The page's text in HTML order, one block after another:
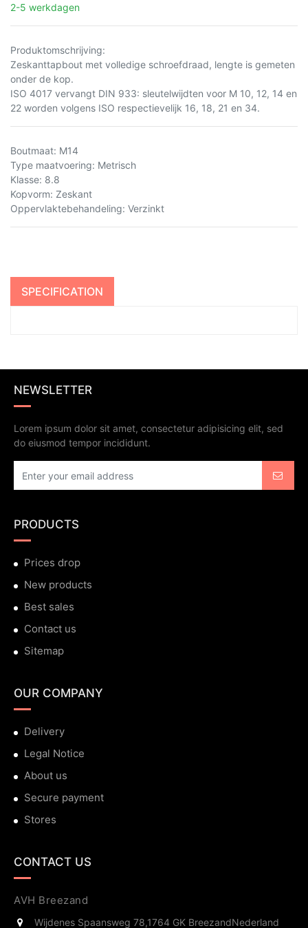
2-5 werkdagen
Produktomschrijving:
Zeskanttapbout met volledige schroefdraad, lengte is gemeten
onder de kop.
ISO 4017 vervangt DIN 933: sleutelwijdten voor M 10, 12, 14 en
22 worden volgens ISO respectievelijk 16, 18, 21 en 34.
Boutmaat: M14
Type maatvoering: Metrisch
Klasse: 8.8
Kopvorm: Zeskant
Oppervlaktebehandeling: Verzinkt
SPECIFICATION
NEWSLETTER
Lorem ipsum dolor sit amet, consectetur adipisicing elit, sed
do eiusmod tempor incididunt.
PRODUCTS
Prices drop
New products
Best sales
Contact us
Sitemap
OUR COMPANY
Delivery
Legal Notice
About us
Secure payment
Stores
CONTACT US
AVH Breezand
Wijdenes Spaansweg 78,1764 GK BreezandNederland